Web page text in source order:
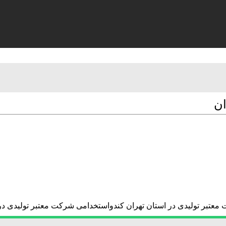
تولیدی در استان تهران کندواستخدامی شرکت معتبر تولیدی